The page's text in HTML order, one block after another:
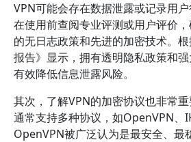
VPN可能会存在数据泄露或记录用
在使用前查阅专业评测或用户评价
的无日志政策和先进的加密技术。
报告》显示，拥有透明隐私政策和
有效降低信息泄露风险。
其次，了解VPN的加密协议也非常
通常支持多种协议，如OpenVPN、
OpenVPN被广泛认为是最安全、最